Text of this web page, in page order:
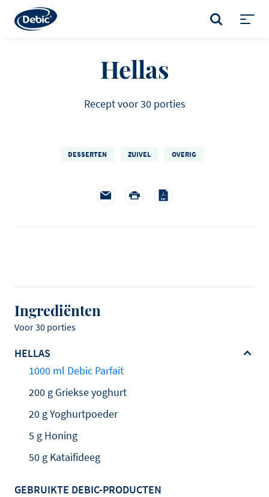
main
ZOEKEN
Hellas
Recept voor 30 porties
DESSERTEN ZUIVEL OVERIG
Ingrediënten
Voor 30 porties
HELLAS
1000 ml Debic Parfait
200 g Griekse yoghurt
20 g Yoghurtpoeder
5 g Honing
50 g Kataifideeg
GEBRUIKTE DEBIC-PRODUCTEN